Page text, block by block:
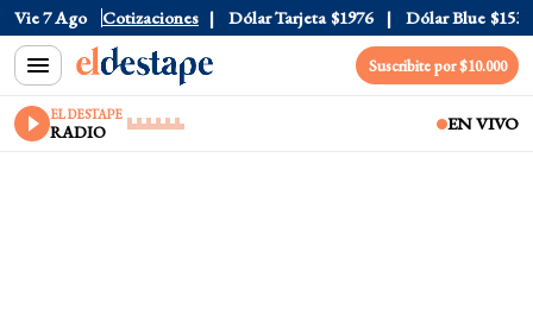
Vie 7 Ago Cotizaciones
Dólar Oficial $1520 Dólar Tarjeta $1976 Dólar Blue $1530
Suscribite por $10.000
EL DESTAPE
RADIO EN VIVO